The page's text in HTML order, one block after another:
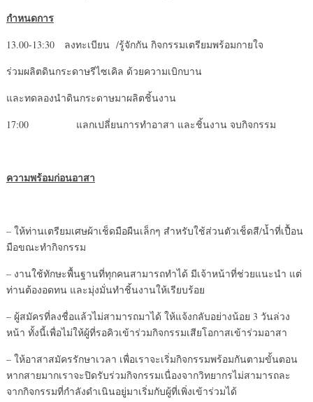
กำหนดการ
13.00-13:30
ลงทะเบียน /รู้จักกัน กิจกรรมเตรียมพร้อมกายใจ
ร่วมผลิตดินกระดาษรีไซเคิล ด้วยความเบิกบาน
และทดลองนำดินกระดาษมาผลิตชิ้นงาน
17:00 แลกเปลี่ยนการทำอาสา และชิ้นงาน จบกิจกรรม
ความพร้อมก่อนอาสา
– ให้ท่านเตรียมเศษผ้าเช็ดมือผืนเล็กๆ สำหรับใช้ส่วนตัวเช็ดสี/น้ำที่เปื้อน
มือขณะทำกิจกรรม
– งานใช้ทักษะพื้นฐานที่ทุกคนสามารถทำได้ มีเจ้าหน้าที่ช่วยแนะนำ แต่
ท่านต้องอดทน และมุ่งมั่นทำชิ้นงานให้เรียบร้อย
– ผู้สมัครที่ลงชื่อแล้วไม่สามารถมาได้ ให้แจ้งกลับอย่างน้อย 3 วันล่วง
หน้า ทั้งนี้เพื่อไม่ให้ผู้ที่รอคิวเข้าร่วมกิจกรรมเสียโอกาสเข้าร่วมอาสา
– ให้อาสาสมัครรักษาเวลา เพื่อเราจะเริ่มกิจกรรมพร้อมกันตามขั้นตอน
หากสายมากเราจะปิดรับร่วมกิจกรรมเนื่องจากวิทยากรไม่สามารถละ
จากกิจกรรมที่กำลังดำเนินอยู่มาเริ่มกับผู้ที่เพิ่งเข้าร่วมได้